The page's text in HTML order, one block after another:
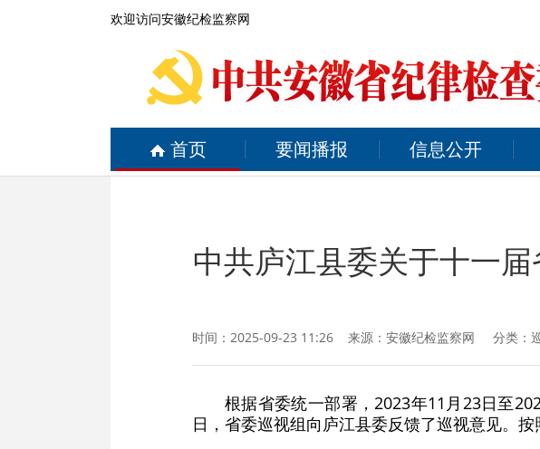
欢迎访问安徽纪检监察网
首页 要闻播报 信息公开
中共庐江县委关于十一
时间：2025-09-23 11:26 来源： 安徽纪检监察网 分类：
根据省委统一部署，2023年11月23日至
日，省委巡视组向庐江县委反馈了巡视意见。